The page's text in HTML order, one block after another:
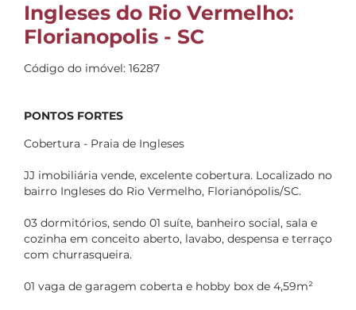
Ingleses do Rio Vermelho:
Florianopolis - SC
Código do imóvel: 16287
PONTOS FORTES
Cobertura - Praia de Ingleses
JJ imobiliária vende, excelente cobertura. Localizado no
bairro Ingleses do Rio Vermelho, Florianópolis/SC.
03 dormitórios, sendo 01 suíte, banheiro social, sala e
cozinha em conceito aberto, lavabo, despensa e terraço
com churrasqueira.
01 vaga de garagem coberta e hobby box de 4,59m²